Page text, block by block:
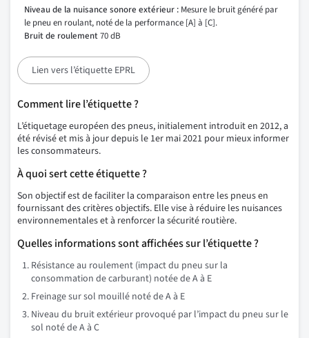
Niveau de la nuisance sonore extérieur : Mesure le bruit généré par
le pneu en roulant, noté de la performance [A] à [C].
Bruit de roulement70 dB
Lien vers l’étiquette EPRL
Comment lire l’étiquette ?
L’étiquetage européen des pneus, initialement introduit en 2012, a
été révisé et mis à jour depuis le 1er mai 2021 pour mieux informer
les consommateurs.
À quoi sert cette étiquette ?
Son objectif est de faciliter la comparaison entre les pneus en
fournissant des critères objectifs. Elle vise à réduire les nuisances
environnementales et à renforcer la sécurité routière.
Quelles informations sont affichées sur l’étiquette ?
Résistance au roulement (impact du pneu sur la
consommation de carburant) notée de A à E
Freinage sur sol mouillé noté de A à E
Niveau du bruit extérieur provoqué par l’impact du pneu sur le
sol noté de A à C